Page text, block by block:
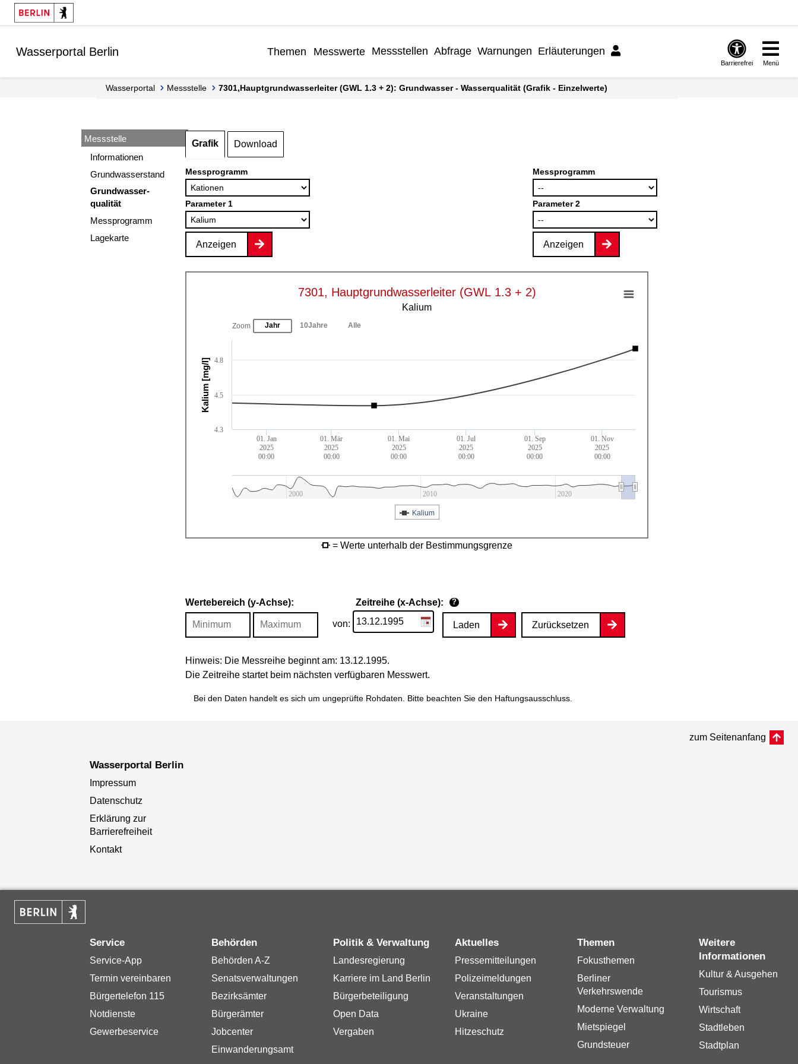
Springe zur Navigation
Springe zum Inhalt
Wasserportal Berlin Themen Messwerte Messstellen Abfrage Warnungen Erläuterungen
Barrierefrei Menü
Wasserportal Messstelle 7301,Hauptgrundwasserleiter (GWL 1.3 + 2): Grundwasser - Wasserqualität (Grafik - Einzelwerte)
Messstelle
Informationen
Grundwasserstand
Grundwasser-
qualität
Messprogramm
Lagekarte
Grafik Download
Messprogramm
Parameter 1
Anzeigen
Messprogramm
Parameter 2
Anzeigen
Kalium [mg/l]
7301, Hauptgrundwasserleiter (GWL 1.3 + 2)
Kalium
01. Jan
2025
00:00
01. Mär
2025
00:00
01. Mai
2025
00:00
01. Jul
2025
00:00
01. Sep
2025
00:00
01. Nov
2025
00:00
2000 2010 2020
4.5
4.3
4.8
Zoom Jahr 10Jahre Alle
Kalium
= Werte unterhalb der Bestimmungsgrenze
Wertebereich (y-Achse): Zeitreihe (x-Achse): ?
von: Laden Zurücksetzen
Hinweis: Die Messreihe beginnt am: 13.12.1995.
Die Zeitreihe startet beim nächsten verfügbaren Messwert.
Bei den Daten handelt es sich um ungeprüfte Rohdaten. Bitte beachten Sie den Haftungsausschluss.
zum Seitenanfang
Wasserportal Berlin
Impressum
Datenschutz
Erklärung zur
Barrierefreiheit
Kontakt
Service
Service-App
Termin vereinbaren
Bürgertelefon 115
Notdienste
Gewerbeservice
Behörden
Behörden A-Z
Senatsverwaltungen
Bezirksämter
Bürgerämter
Jobcenter
Einwanderungsamt
Politik & Verwaltung
Landesregierung
Karriere im Land Berlin
Bürgerbeteiligung
Open Data
Vergaben
Aktuelles
Pressemitteilungen
Polizeimeldungen
Veranstaltungen
Ukraine
Hitzeschutz
Themen
Fokusthemen
Berliner
Verkehrswende
Moderne Verwaltung
Mietspiegel
Grundsteuer
Weitere
Informationen
Kultur & Ausgehen
Tourismus
Wirtschaft
Stadtleben
Stadtplan